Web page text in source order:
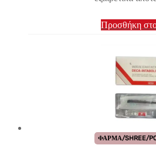
Προσθήκη
ΦΑΡΜΑ/SHREE/